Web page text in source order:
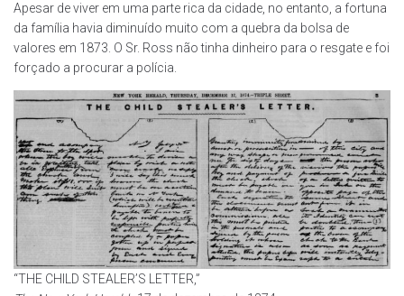
Apesar de viver em uma parte rica da cidade, no entanto, a fortuna
da família havia diminuído muito com a quebra da bolsa de
valores em 1873. O Sr. Ross não tinha dinheiro para o resgate e foi
forçado a procurar a polícia.
“THE CHILD STEALER’S LETTER,”